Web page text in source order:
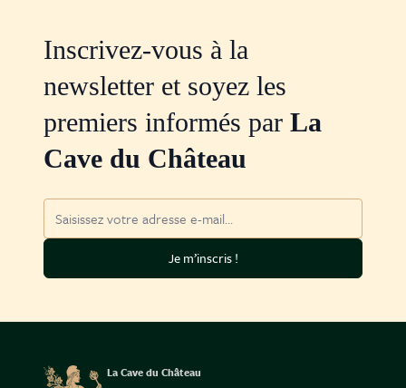
Inscrivez-vous à la
newsletter et soyez les
premiers informés par La
Cave du Château
Je m’inscris !
La Cave du Château